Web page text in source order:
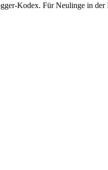
Kodex. Für Neulinge in